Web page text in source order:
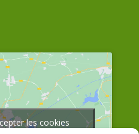
les cookies